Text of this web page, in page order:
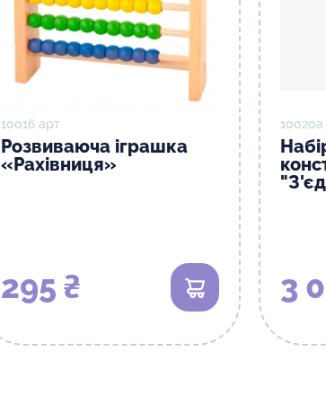
10016 арт
Розвиваюча іграшка
«Рахівниця»
295 ₴ В кошик 3